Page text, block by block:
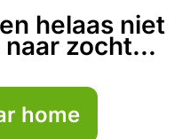
helaas niet
zocht...
home